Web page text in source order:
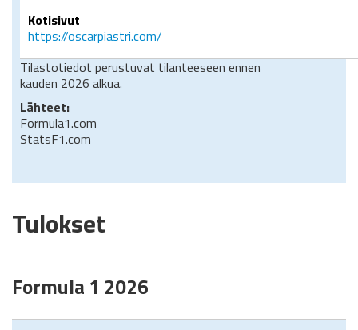
Kotisivut
https://oscarpiastri.com/
Tilastotiedot perustuvat tilanteeseen ennen
kauden 2026 alkua.
Lähteet:
Formula1.com
StatsF1.com
Tulokset
Formula 1 2026